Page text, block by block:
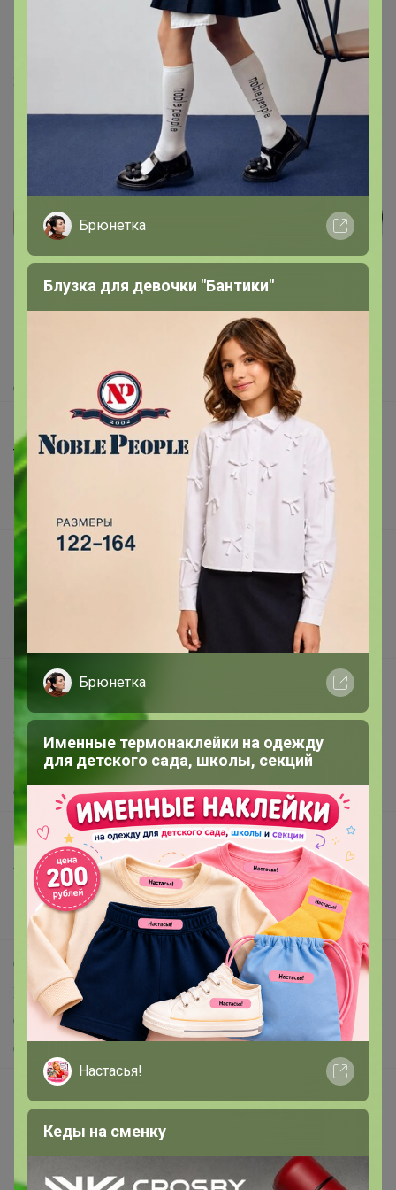
удивление, увидеть в чае целые ягоды ароматной
малины. Чай свежий за счёт присутствия в нём мяты,
мне вкусно, особенно с пастилой Berestoff, 😍.
Реклама
Как здесь все устроено?
Доставка
Торговые марки
Наша команда
В наличии
Подарочные сертификаты
Поставщикам
support@24-ok.ru
Написать в поддержку
Защита покупателя
Помощь
О нас
Все предложения
Анонсы
Новости
Поддержка альпак
Самое выгодное
Хиты продаж
Самое желанное
Самое быстрое
Начать зарабатывать с 24-ok
Picabox.ru - Лучшее место для ваших изображений
Пульс нашего маркетплейса
Брюнетка
Блузка для девочки "Бантики"
Брюнетка
Именные термонаклейки на одежду
для детского сада, школы, секций
Настасья!
Кеды на сменку